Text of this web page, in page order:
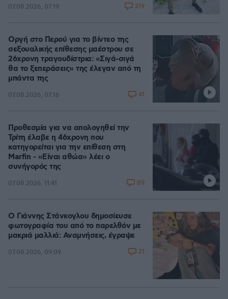
07.08.2026, 07:19 219
Οργή στο Περού για το βίντεο της
σεξουαλικής επίθεσης μαέστρου σε
26χρονη τραγουδίστρια: «Σιγά-σιγά
θα το ξεπεράσεις» της έλεγαν από τη
μπάντα της
07.08.2026, 07:16 41
Προθεσμία για να απολογηθεί την
Τρίτη έλαβε η 46χρονη που
κατηγορείται για την επίθεση στη
Marfin - «Είναι αθώα» λέει ο
συνήγορός της
07.08.2026, 11:41 89
Ο Γιάννης Στάνκογλου δημοσίευσε
φωτογραφία του από το παρελθόν με
μακριά μαλλιά: Αναμνήσεις, έγραψε
07.08.2026, 09:09 21